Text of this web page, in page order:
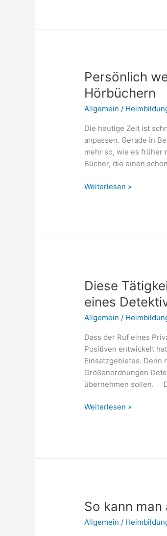
Persönlich
Hörbüchern
Allgemein /
Die heutige Zeit ist
anpassen. Gerade in
mehr so, wie es früher
Bücher, die einen
Persönlich
Weiterlesen »
Diese
eines
Allgemein /
Dass der Ruf eines
Positiven entwickelt
Einsatzgebietes.
Größenordnungen
übernehmen sollen.
Diese
Weiterlesen »
So kann
Allgemein /